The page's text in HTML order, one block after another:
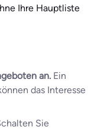
Ihre Hauptliste
an. Ein
das Interesse
Sie